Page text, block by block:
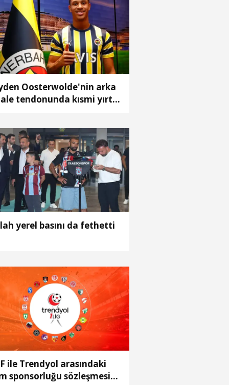
Oosterwolde'nin arka
tendonunda kısmi yırtık
yerel basını da fethetti
ile Trendyol arasındaki
sponsorluğu sözleşmesi